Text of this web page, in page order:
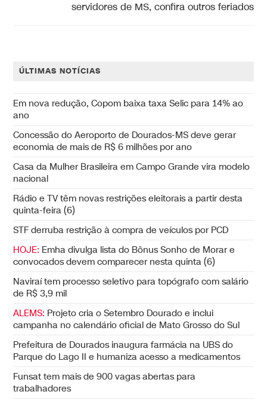
servidores de MS, confira outros feriados
ÚLTIMAS NOTÍCIAS
Em nova redução, Copom baixa taxa Selic para 14% ao
ano
Concessão do Aeroporto de Dourados-MS deve gerar
economia de mais de R$ 6 milhões por ano
Casa da Mulher Brasileira em Campo Grande vira modelo
nacional
Rádio e TV têm novas restrições eleitorais a partir desta
quinta-feira (6)
STF derruba restrição à compra de veículos por PCD
HOJE: Emha divulga lista do Bônus Sonho de Morar e
convocados devem comparecer nesta quinta (6)
Naviraí tem processo seletivo para topógrafo com salário
de R$ 3,9 mil
ALEMS: Projeto cria o Setembro Dourado e inclui
campanha no calendário oficial de Mato Grosso do Sul
Prefeitura de Dourados inaugura farmácia na UBS do
Parque do Lago II e humaniza acesso a medicamentos
Funsat tem mais de 900 vagas abertas para
trabalhadores